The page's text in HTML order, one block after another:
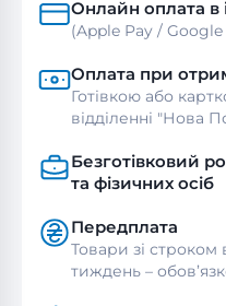
Онлайн оплата в
(Apple Pay /
Оплата при
Готівкою або
відділенні "Нова
Безготівковий
та фізичних осіб
Передплата
Товари зі строком
тиждень –